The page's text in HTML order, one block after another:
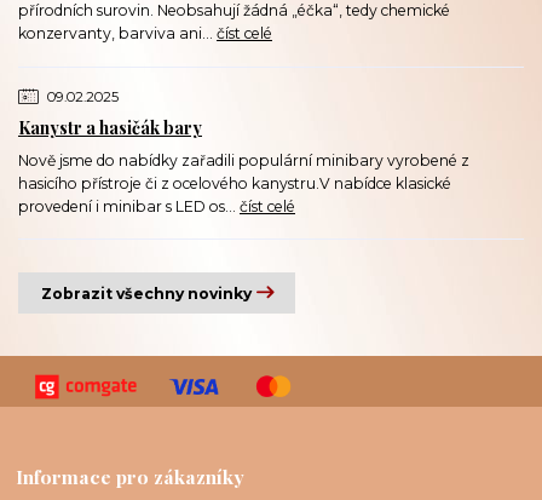
přírodních surovin. Neobsahují žádná „éčka“, tedy chemické
konzervanty, barviva ani... číst celé
09.02.2025
Kanystr a hasičák bary
Nově jsme do nabídky zařadili populární minibary vyrobené z
hasicího přístroje či z ocelového kanystru.V nabídce klasické
provedení i minibar s LED os... číst celé
Zobrazit všechny novinky
Informace pro zákazníky